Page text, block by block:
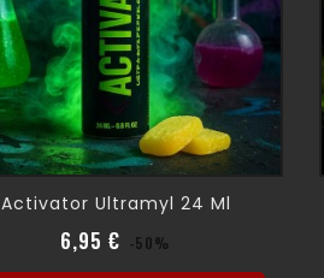
Activator Ultramyl 24 Ml
6,95 € Verkaufspreis
-50%